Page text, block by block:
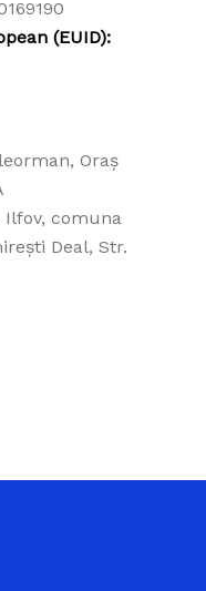
(EUID):
Oraș
Ilfov, comuna
Deal, Str.